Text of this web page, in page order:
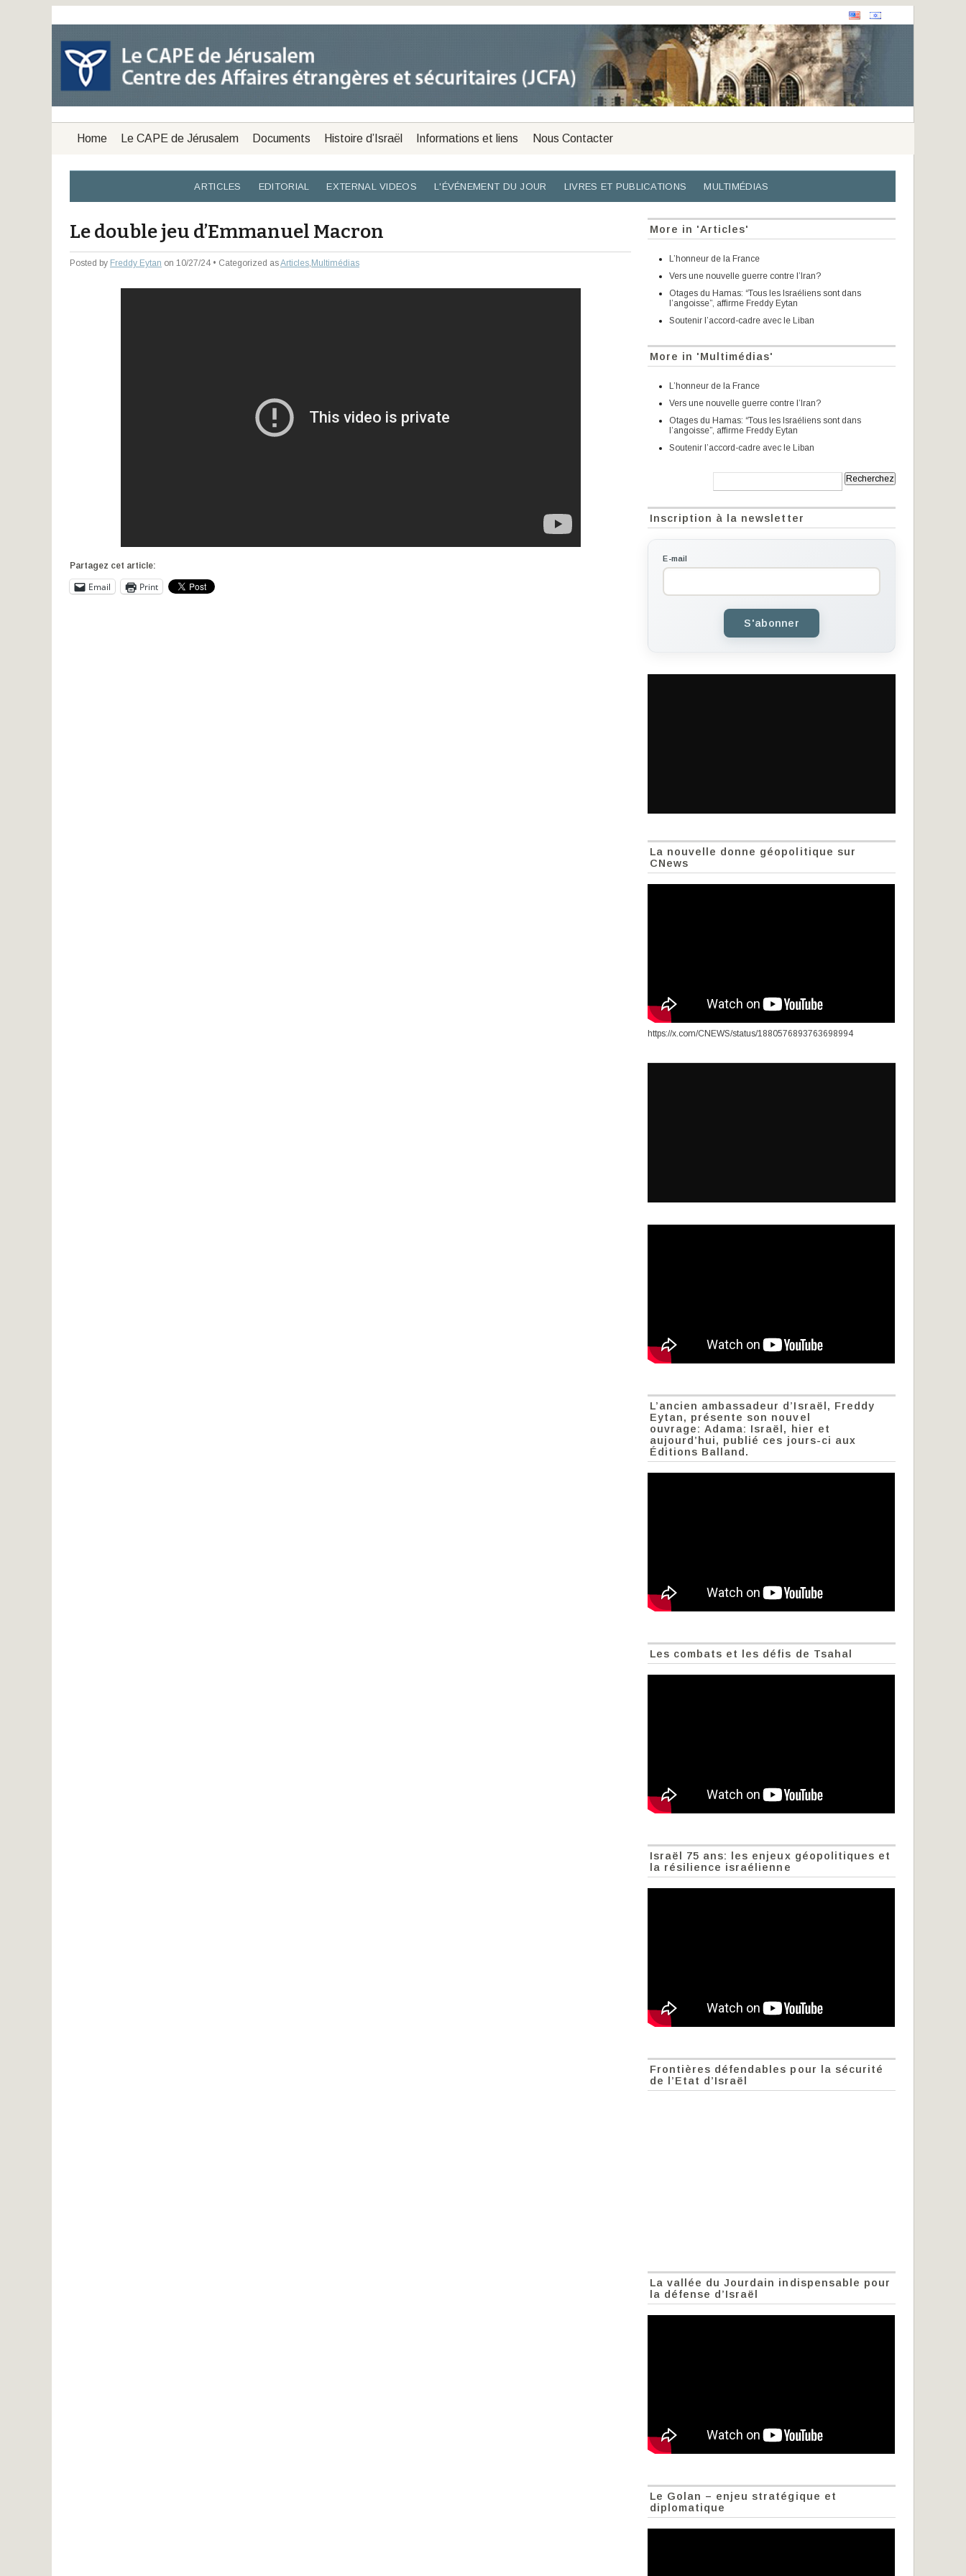
Home Le CAPE de Jérusalem Documents Histoire d’Israël Informations et liens Nous Contacter
ARTICLES EDITORIAL EXTERNAL VIDEOS L'ÉVÉNEMENT DU JOUR LIVRES ET PUBLICATIONS MULTIMÉDIAS
Le double jeu d’Emmanuel Macron
Posted by Freddy Eytan on 10/27/24 • Categorized asArticles, Multimédias
Partagez cet article:
Email Print
More in 'Articles'
L’honneur de la France
Vers une nouvelle guerre contre l’Iran?
Otages du Hamas: “Tous les Israéliens sont dans
l’angoisse”, affirme Freddy Eytan
Soutenir l’accord-cadre avec le Liban
More in 'Multimédias'
L’honneur de la France
Vers une nouvelle guerre contre l’Iran?
Otages du Hamas: “Tous les Israéliens sont dans
l’angoisse”, affirme Freddy Eytan
Soutenir l’accord-cadre avec le Liban
Inscription à la newsletter
E-mail
S'abonner
La nouvelle donne géopolitique sur
CNews
https://x.com/CNEWS/status/1880576893763698994
L’ancien ambassadeur d’Israël, Freddy
Eytan, présente son nouvel
ouvrage: Adama: Israël, hier et
aujourd’hui, publié ces jours-ci aux
Éditions Balland.
Les combats et les défis de Tsahal
Israël 75 ans: les enjeux géopolitiques et
la résilience israélienne
Frontières défendables pour la sécurité
de l’Etat d’Israël
La vallée du Jourdain indispensable pour
la défense d’Israël
Le Golan – enjeu stratégique et
diplomatique